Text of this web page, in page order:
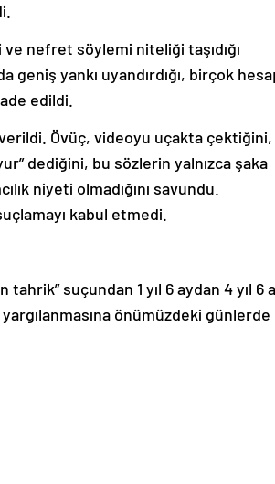
nefret söylemi niteliği taşıdığı
geniş yankı uyandırdığı, birçok
edildi.
Övüç, videoyu uçakta çektiğini,
dediğini, bu sözlerin yalnızca şaka
niyeti olmadığını savundu.
kabul etmedi.
tahrik” suçundan 1 yıl 6 aydan 4 yıl 6
önümüzdeki günlerde